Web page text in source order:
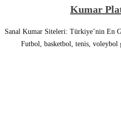
Kumar
Sanal Kumar Siteleri: Türkiye’nin En
Futbol, basketbol, tenis, voleybol